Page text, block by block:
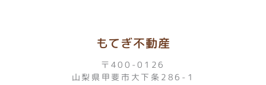
もてぎ不動産
〒400-0126
山梨県甲斐市大下条286-1